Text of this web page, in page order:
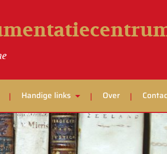
Handige links Over